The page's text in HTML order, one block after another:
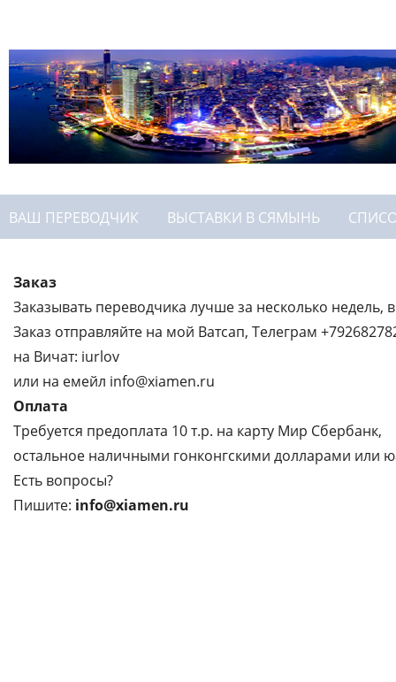
ВАШ ПЕРЕВОДЧИК ВЫСТАВКИ В СЯМЫНЬ
Заказ
Заказывать переводчика лучше за несколько недель,
Заказ отправляйте на мой Ватсап, Телеграм
на Вичат: iurlov
или на емейл info@xiamen.ru
Оплата
Требуется предоплата 10 т.р. на карту Мир Сбербанк,
остальное наличными гонконгскими долларами или
Есть вопросы?
Пишите: info@xiamen.ru